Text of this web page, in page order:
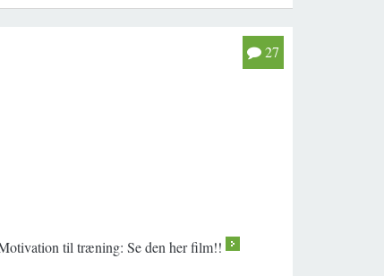
til træning: Se den her film!!
27